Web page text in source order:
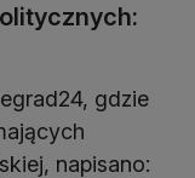
gdzie
napisano: